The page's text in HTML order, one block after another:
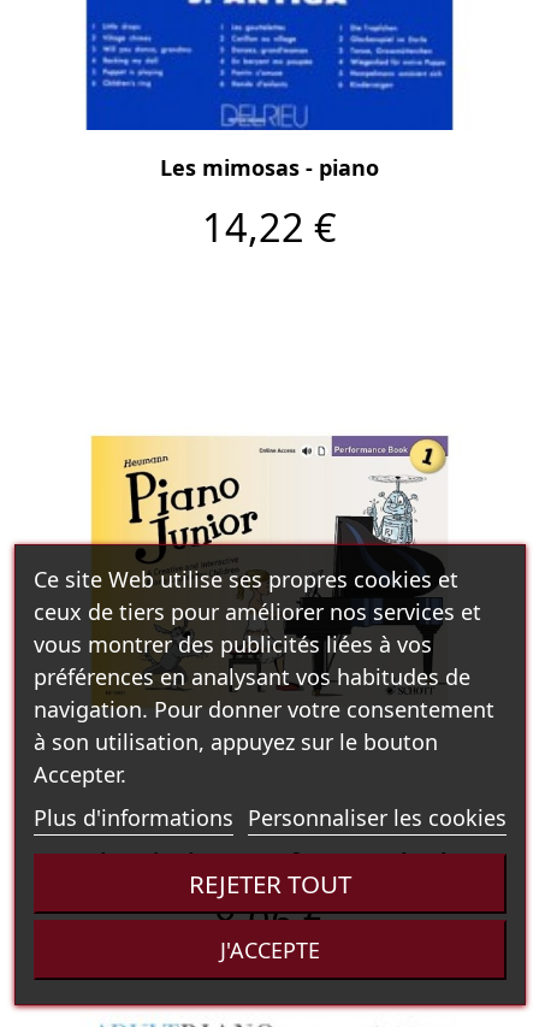
Les mimosas - piano
14,22 €
Piano junior 1 - Performance book
8,06 €
Ce site Web utilise ses propres cookies et
ceux de tiers pour améliorer nos services et
vous montrer des publicités liées à vos
préférences en analysant vos habitudes de
navigation. Pour donner votre consentement
à son utilisation, appuyez sur le bouton
Accepter.
Plus d'informations Personnaliser les cookies
REJETER TOUT
J'ACCEPTE